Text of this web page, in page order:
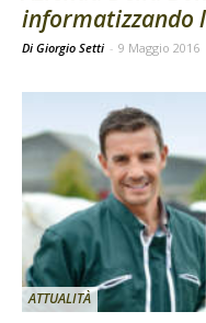
informatizzando
Di Giorgio Setti - 9 Maggio 2016
ATTUALITÀ